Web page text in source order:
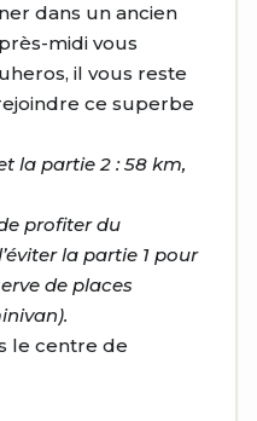
dans un ancien
midi vous
il vous reste
ce superbe
la partie 2 : 58 km,
profiter du
la partie 1 pour
de places
le centre de